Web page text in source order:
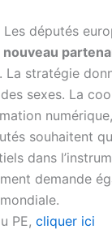
Les députés
La stratégie
des sexes. La
souhaitent
dans
demande
PE, cliquer ici